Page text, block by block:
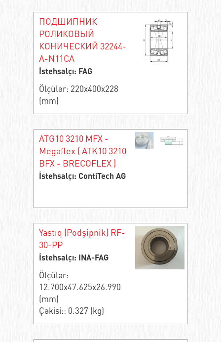
ПОДШИПНИК
РОЛИКОВЫЙ
КОНИЧЕСКИЙ 32244-
A-N11CA
İstehsalçı: FAG
Ölçülər: 220x400x228
(mm)
ATG10 3210 MFX -
Megaflex ( ATK10 3210
BFX - BRECOFLEX )
İstehsalçı: ContiTech AG
Yastıq (Podşipnik) RF-
30-PP
İstehsalçı: INA-FAG
Ölçülər:
12.700x47.625x26.990
(mm)
Çəkisi:: 0.327 (kg)